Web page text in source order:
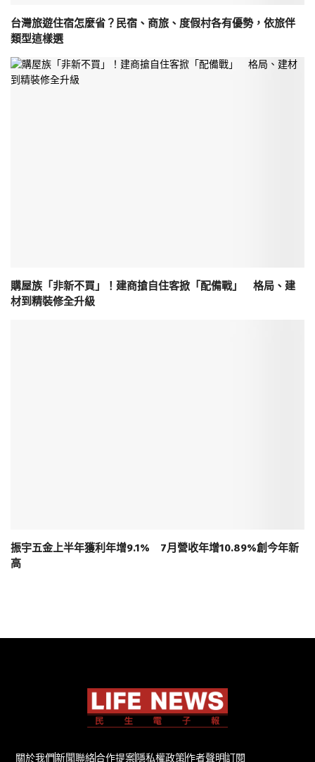
台灣旅遊住宿怎麼省？民宿、商旅、度假村各有優勢，依旅伴
類型這樣選
購屋族「非新不買」！建商搶自住客掀「配備戰」 格局、建
材到精裝修全升級
振宇五金上半年獲利年增9.1% 7月營收年增10.89%創今年新
高
關於我們新聞聯絡合作提案隱私權政策作者聲明訂閱